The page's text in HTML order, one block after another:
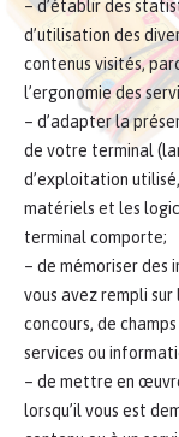
– d’établir des
d’utilisation des
contenus visités,
l’ergonomie des
– d’adapter la
de votre terminal
d’exploitation
matériels et les
terminal comporte;
– de mémoriser des
vous avez rempli
concours, de
services ou
– de mettre en
lorsqu’il vous est